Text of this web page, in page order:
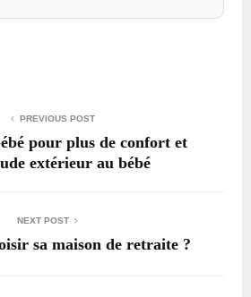
PREVIOUS POST
pour plus de confort et
extérieur au bébé
NEXT POST
sa maison de retraite ?